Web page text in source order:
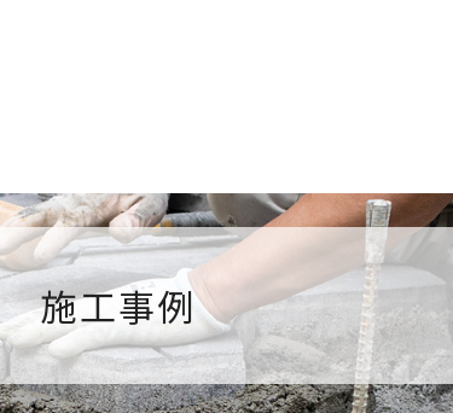
施工事例